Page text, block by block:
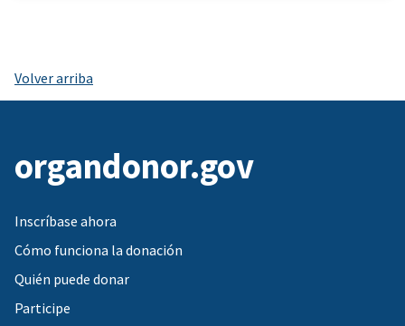
Volver arriba
organdonor.gov
Inscríbase ahora
Cómo funciona la donación
Quién puede donar
Participe